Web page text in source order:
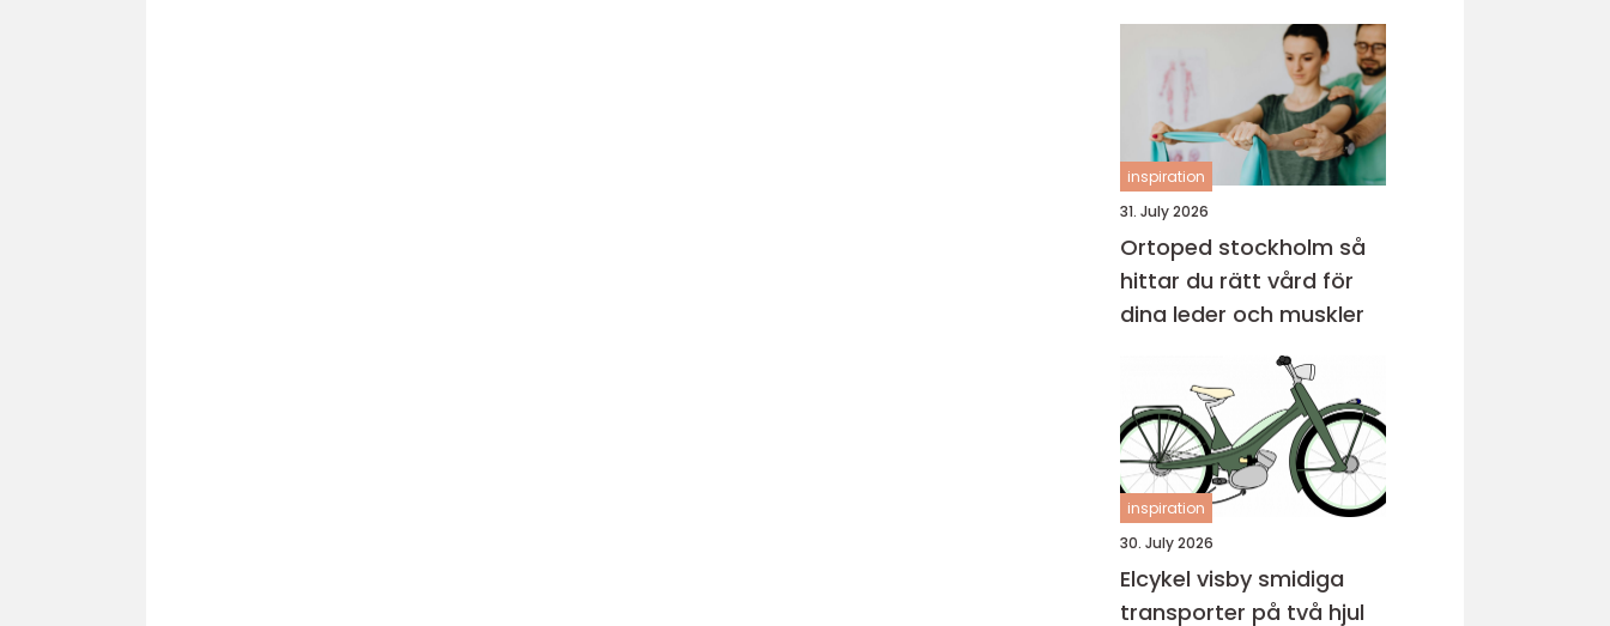
mark
inspiration
31. July 2026
Ortoped stockholm så
hittar du rätt vård för
dina leder och muskler
inspiration
30. July 2026
Elcykel visby smidiga
transporter på två hjul